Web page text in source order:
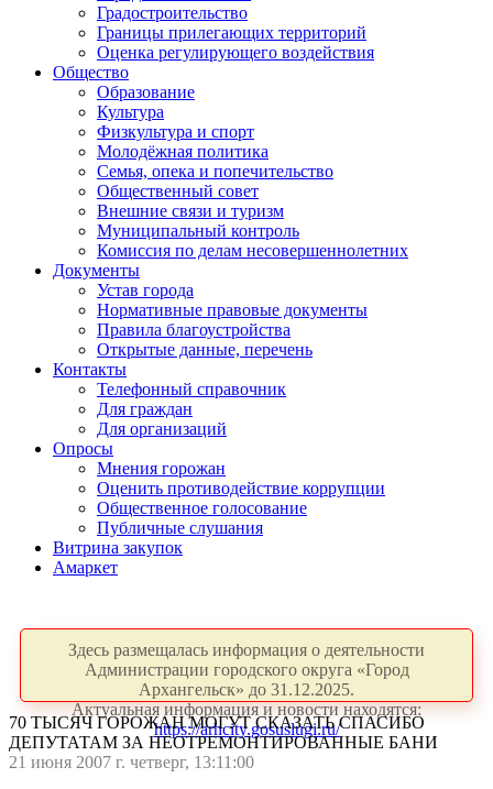
Градостроительство
Границы прилегающих территорий
Оценка регулирующего воздействия
Общество
Образование
Культура
Физкультура и спорт
Молодёжная политика
Семья, опека и попечительство
Общественный совет
Внешние связи и туризм
Муниципальный контроль
Комиссия по делам несовершеннолетних
Документы
Устав города
Нормативные правовые документы
Правила благоустройства
Открытые данные, перечень
Контакты
Телефонный справочник
Для граждан
Для организаций
Опросы
Мнения горожан
Оценить противодействие коррупции
Общественное голосование
Публичные слушания
Витрина закупок
Амаркет
Здесь размещалась информация о деятельности
Администрации городского округа «Город
Архангельск» до 31.12.2025.
Актуальная информация и новости находятся:
https://arhcity.gosuslugi.ru/
70 ТЫСЯЧ ГОРОЖАН МОГУТ СКАЗАТЬ СПАСИБО
ДЕПУТАТАМ ЗА НЕОТРЕМОНТИРОВАННЫЕ БАНИ
21 июня 2007 г. четверг, 13:11:00